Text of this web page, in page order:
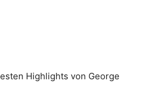
Highlights von George